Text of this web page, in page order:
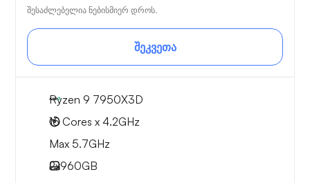
შესაძლებელია ნებისმიერ დროს.
შეკვეთა
Ryzen 9 7950X3D
16 Cores x 4.2GHz
Max 5.7GHz
2x960GB